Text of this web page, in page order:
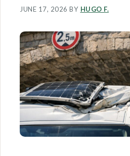
JUNE 17, 2026 BY HUGO F.